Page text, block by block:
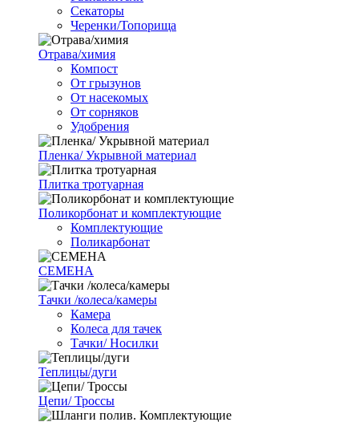
Секаторы
Черенки/Топорища
Отрава/химия
Компост
От грызунов
От насекомых
От сорняков
Удобрения
Пленка/ Укрывной материал
Плитка тротуарная
Поликорбонат и комплектующие
Комплектующие
Поликарбонат
СЕМЕНА
Тачки /колеса/камеры
Камера
Колеса для тачек
Тачки/ Носилки
Теплицы/дуги
Цепи/ Троссы